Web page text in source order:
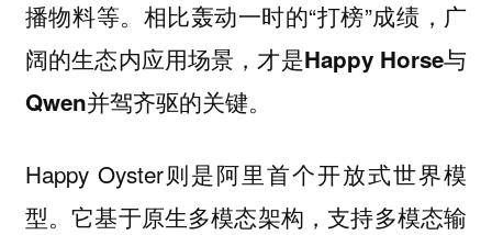
播物料等。相比轰动一时的“打榜”成绩， 广
阔的生态内应用场景，才是Happy Horse与
Qwen并驾齐驱的关键。
Happy Oyster则是阿里首个开放式世界模
型。它基于原生多模态架构，支持多模态输